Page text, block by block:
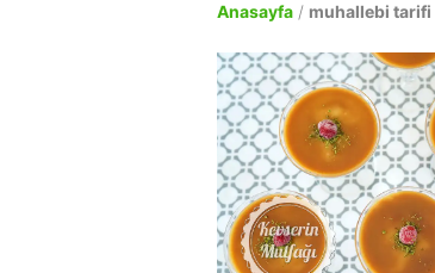
Anasayfa / muhallebi tarifi